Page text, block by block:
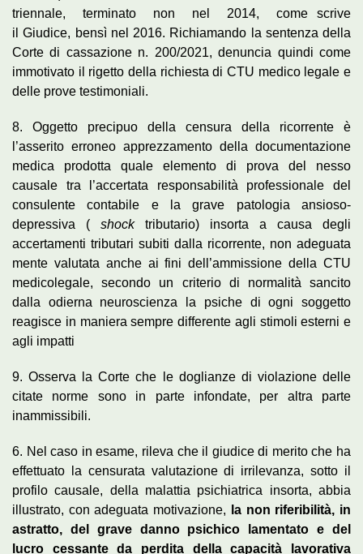
triennale, terminato non nel 2014, come scrive
il Giudice, bensì nel 2016. Richiamando la sentenza della
Corte di cassazione n. 200/2021, denuncia quindi come
immotivato il rigetto della richiesta di CTU medico legale e
delle prove testimoniali.
8. Oggetto precipuo della censura della ricorrente è
l’asserito erroneo apprezzamento della documentazione
medica prodotta quale elemento di prova del nesso
causale tra l’accertata responsabilità professionale del
consulente contabile e la grave patologia ansioso-
depressiva ( shock tributario) insorta a causa degli
accertamenti tributari subiti dalla ricorrente, non adeguata
mente valutata anche ai fini dell’ammissione della CTU
medicolegale, secondo un criterio di normalità sancito
dalla odierna neuroscienza la psiche di ogni soggetto
reagisce in maniera sempre differente agli stimoli esterni e
agli impatti
9. Osserva la Corte che le doglianze di violazione delle
citate norme sono in parte infondate, per altra parte
inammissibili.
6. Nel caso in esame, rileva che il giudice di merito che ha
effettuato la censurata valutazione di irrilevanza, sotto il
profilo causale, della malattia psichiatrica insorta, abbia
illustrato, con adeguata motivazione,
la non riferibilità, in
astratto, del grave danno psichico lamentato e del
lucro cessante da perdita della capacità lavorativa